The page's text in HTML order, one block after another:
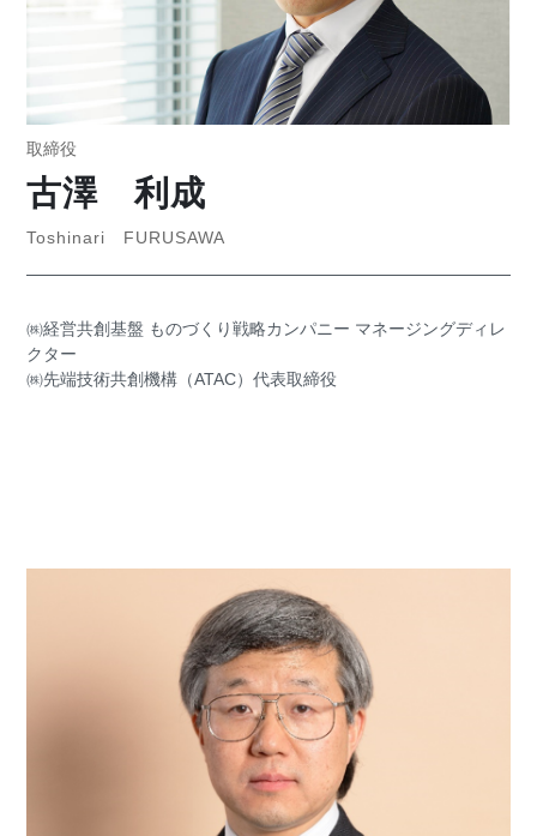
取締役
古澤 利成
Toshinari FURUSAWA
㈱経営共創基盤 ものづくり戦略カンパニー マネージングディレ
クター
㈱先端技術共創機構（ATAC）代表取締役